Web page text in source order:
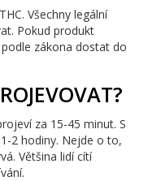
Všechny legální
Pokud produkt
zákona dostat do
za 15-45 minut. S
2 hodiny. Nejde o to,
Většina lidí cítí